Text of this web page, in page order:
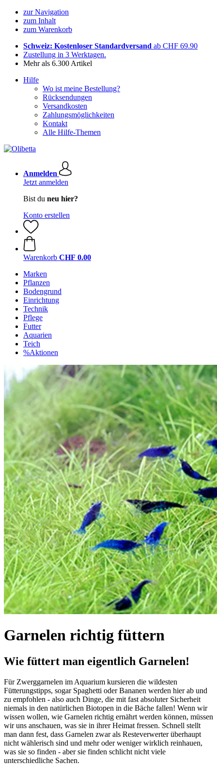
zur Navigation
zum Inhalt
zum Warenkorb
Schweiz: Kostenloser Standardversand ab CHF 69.90
Zustellung in 3 Werktagen.
Mehr als 6.300 Artikel
Hilfe
Wo ist meine Bestellung?
Rücksendungen
Versandkosten
Zahlungsmöglichkeiten
Kontakt
Alle Hilfe-Themen
Anmelden
Jetzt anmelden
Bist du neu hier?
Konto erstellen
Warenkorb CHF 0.00
Marken
Pflanzen
Bodengrund
Einrichtung
Technik
Pflege
Futter
Aquarien
Teich
%Aktionen
Garnelen richtig füttern
Wie füttert man eigentlich Garnelen!
Für Zwerggarnelen im Aquarium kursieren die wildesten
Fütterungstipps, sogar Spaghetti oder Bananen werden hier ab und
zu empfohlen - also auch Dinge, die mit fast absoluter Sicherheit
niemals in den natürlichen Biotopen in die Bäche fallen! Wenn wir
wissen wollen, wie Garnelen richtig ernährt werden können, müssen
wir uns anschauen, was sie in ihrer Heimat fressen. Schnell stellt
man dann fest, dass Garnelen zwar als Resteverwerter überhaupt
nicht wählerisch sind und mehr oder weniger wirklich reinhauen,
was sie so finden - aber sie finden schlicht nicht viele
unterschiedliche Sachen.